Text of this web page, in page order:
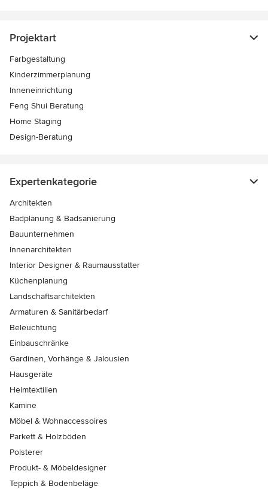
Projektart
Farbgestaltung
Kinderzimmerplanung
Inneneinrichtung
Feng Shui Beratung
Home Staging
Design-Beratung
Expertenkategorie
Architekten
Badplanung & Badsanierung
Bauunternehmen
Innenarchitekten
Interior Designer & Raumausstatter
Küchenplanung
Landschaftsarchitekten
Armaturen & Sanitärbedarf
Beleuchtung
Einbauschränke
Gardinen, Vorhänge & Jalousien
Hausgeräte
Heimtextilien
Kamine
Möbel & Wohnaccessoires
Parkett & Holzböden
Polsterer
Produkt- & Möbeldesigner
Teppich & Bodenbeläge